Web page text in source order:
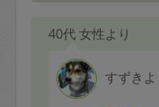
40代 女性より
すずきよ